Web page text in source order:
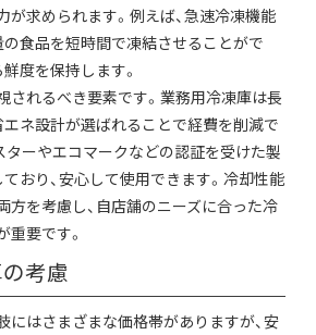
が求められます。例えば、急速冷凍機能
の食品を短時間で凍結させることがで
度を保持します。
されるべき要素です。業務用冷凍庫は長
エネ設計が選ばれることで経費を削減で
ターやエコマークなどの認証を受けた製
おり、安心して使用できます。冷却性能
方を考慮し、自店舗のニーズに合った冷
要です。
考慮
にはさまざまな価格帯がありますが、安